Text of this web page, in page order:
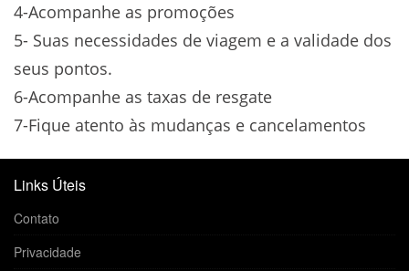
4-Acompanhe as promoções
5- Suas necessidades de viagem e a validade dos
seus pontos.
6-Acompanhe as taxas de resgate
7-Fique atento às mudanças e cancelamentos
Links Úteis
Contato
Privacidade